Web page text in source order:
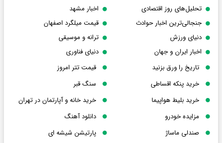
تحلیل‌های روز اقتصادی
اخبار مشهد
جنجالی‌ترین اخبار حوادث
قیمت میلگرد اصفهان
دنیای ورزش
ترانه و موسیقی
اخبار ایران و جهان
دنیای فناوری
تاریخ را ورق بزنید
قیمت تتر امروز
خرید پنکه اقساطی
سنگ قبر
خرید بلیط هواپیما
خرید خانه و آپارتمان در تهران
مزایده خودرو
دانلود آهنگ
صندلی ماساژ
پارتیشن شیشه ای